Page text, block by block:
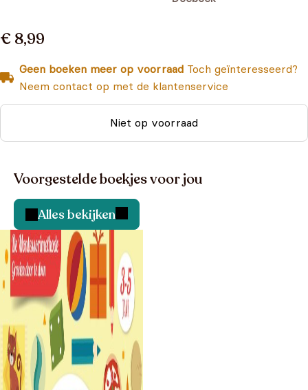
€ 8,99
Geen boeken meer op voorraad Toch geïnteresseerd?
Neem contact op met de klantenservice
Niet op voorraad
Voorgestelde boekjes voor jou
Alles bekijken